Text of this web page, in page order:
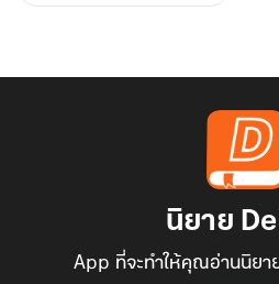
นิยาย
App ที่จะทำให้คุณอ่านนิยา